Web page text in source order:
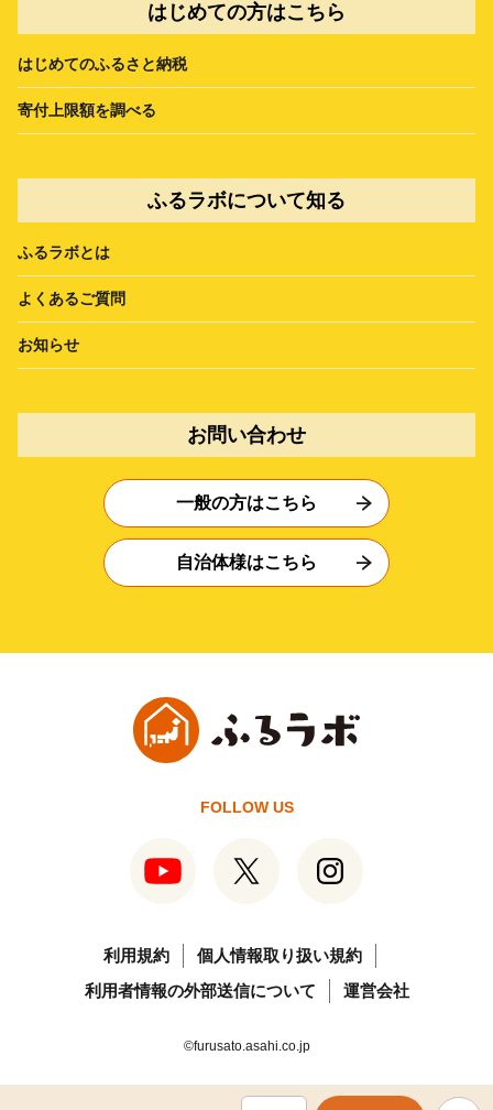
はじめての方はこちら
はじめてのふるさと納税
寄付上限額を調べる
ふるラボについて知る
ふるラボとは
よくあるご質問
お知らせ
お問い合わせ
一般の方はこちら
自治体様はこちら
FOLLOW US
利用規約
個人情報取り扱い規約
利用者情報の外部送信について
運営会社
©furusato.asahi.co.jp